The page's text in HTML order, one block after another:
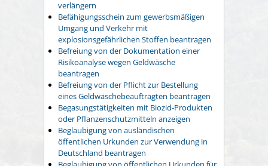
verlängern
Befähigungsschein zum gewerbsmäßigen
Umgang und Verkehr mit
explosionsgefährlichen Stoffen beantragen
Befreiung von der Dokumentation einer
Risikoanalyse wegen Geldwäsche
beantragen
Befreiung von der Pflicht zur Bestellung
eines Geldwäschebeauftragten beantragen
Begasungstätigkeiten mit Biozid-Produkten
oder Pflanzenschutzmitteln anzeigen
Beglaubigung von ausländischen
öffentlichen Urkunden zur Verwendung in
Deutschland beantragen